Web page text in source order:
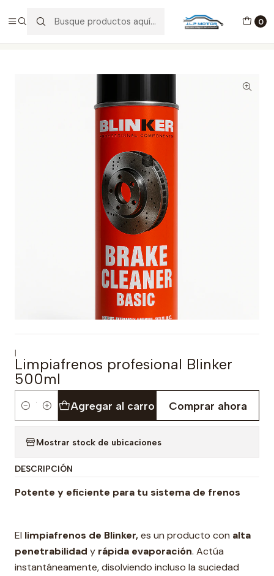
0
|
Limpiafrenos profesional Blinker
500ml
Cantidad
Agregar al carro Comprar ahora
Mostrar stock de ubicaciones
DESCRIPCIÓN
Potente y eficiente para tu sistema de frenos
El limpiafrenos de Blinker,es un producto con alta
penetrabilidad y rápida evaporación. Actúa
instantáneamente, disolviendo incluso la suciedad